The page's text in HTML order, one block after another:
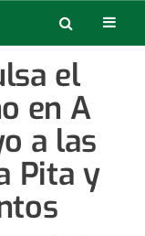
el
en A
a las
Pita y